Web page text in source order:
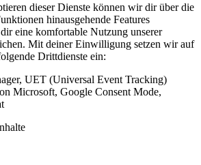
dieser Dienste können wir dir über die
hinausgehende Features
eine komfortable Nutzung unserer
Mit deiner Einwilligung setzen wir auf
Drittdienste ein:
UET (Universal Event Tracking)
Microsoft, Google Consent Mode,